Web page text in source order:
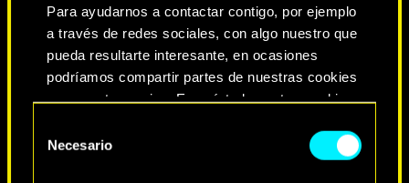
Para ayudarnos a contactar contigo, por ejemplo
a través de redes sociales, con algo nuestro que
pueda resultarte interesante, en ocasiones
podríamos compartir partes de nuestras cookies
con nuestro socios. Eso sí, todas estas cookies
Encontrarás todos los detalles sobre nuestro uso
Necesario
NEVER FADE AWAY